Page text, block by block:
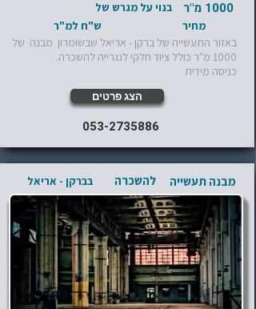
בנוי על מגרש של 1000 מ"ר
מחיר
ש"ח למ"ר
באזור התעשייה של ברקן - אריאל שבשומרון מבנה של
1000 מ"ר כולל ציוד חלקי לנגרייה להשכרה.
כניסה מידית
הצג פרטים
053-2735886
מבנה תעשייה להשכרה בברקן - אריאל